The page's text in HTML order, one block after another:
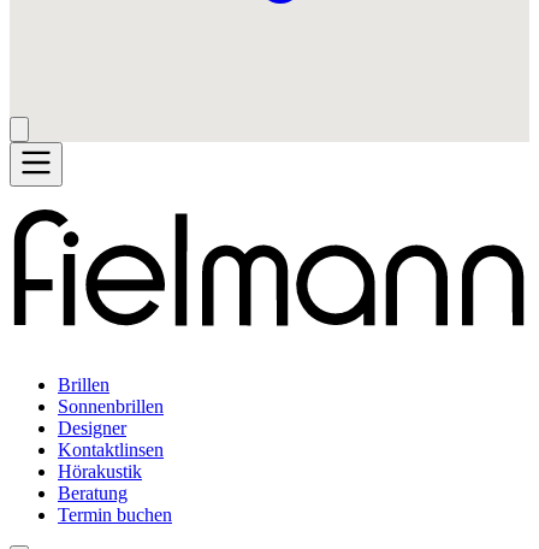
Brillen
Sonnenbrillen
Designer
Kontaktlinsen
Hörakustik
Beratung
Termin buchen